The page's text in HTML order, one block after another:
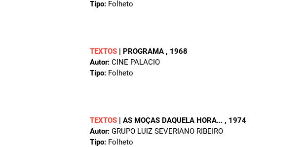
Tipo: Folheto
TEXTOS | PROGRAMA , 1968
Autor: CINE PALACIO
Tipo: Folheto
TEXTOS | AS MOÇAS DAQUELA HORA... , 1974
Autor: GRUPO LUIZ SEVERIANO RIBEIRO
Tipo: Folheto